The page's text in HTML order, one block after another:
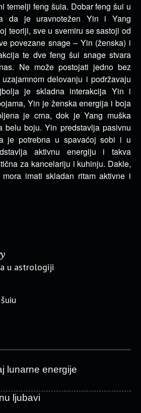
temelji feng šuia. Dobar feng šui u
da je uravnotežen Yin i Yang
teoriji, sve u svemiru se sastoji od
povezane snage – Yin (ženska) i
te dve feng šui snage stvara
Ne može postojati jedno bez
delovanju i podržavaju
je skladna interakcija Yin i
Yin je ženska energija i boja
je crna, dok je Yang muška
belu boju. Yin predstavlja pasivnu
je potrebna u spavaćoj sobi i u
aktivnu energiju i takva
za kancelariju i kuhinju. Dakle,
imati skladan ritam aktivne i
u astrologiji
lunarne energije
ljubavi